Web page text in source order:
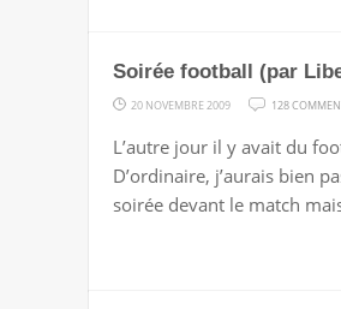
Soirée football (par
20 NOVEMBRE 2009 128
L’autre jour il y avait du
D’ordinaire, j’aurais bien
soirée devant le match